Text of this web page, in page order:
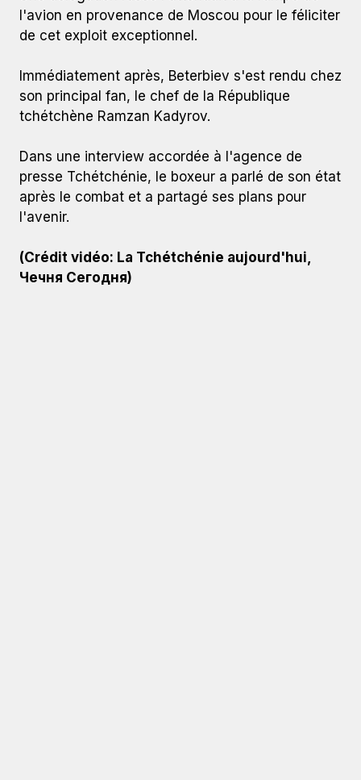
l'avion en provenance de Moscou pour le féliciter
de cet exploit exceptionnel.
Immédiatement après, Beterbiev s'est rendu chez
son principal fan, le chef de la République
tchétchène Ramzan Kadyrov.
Dans une interview accordée à l'agence de
presse Tchétchénie, le boxeur a parlé de son état
après le combat et a partagé ses plans pour
l'avenir.
(Crédit vidéo: La Tchétchénie aujourd'hui,
Чечня Сегодня)